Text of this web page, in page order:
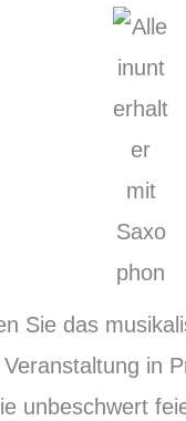
Sie das
in
unbeschwert